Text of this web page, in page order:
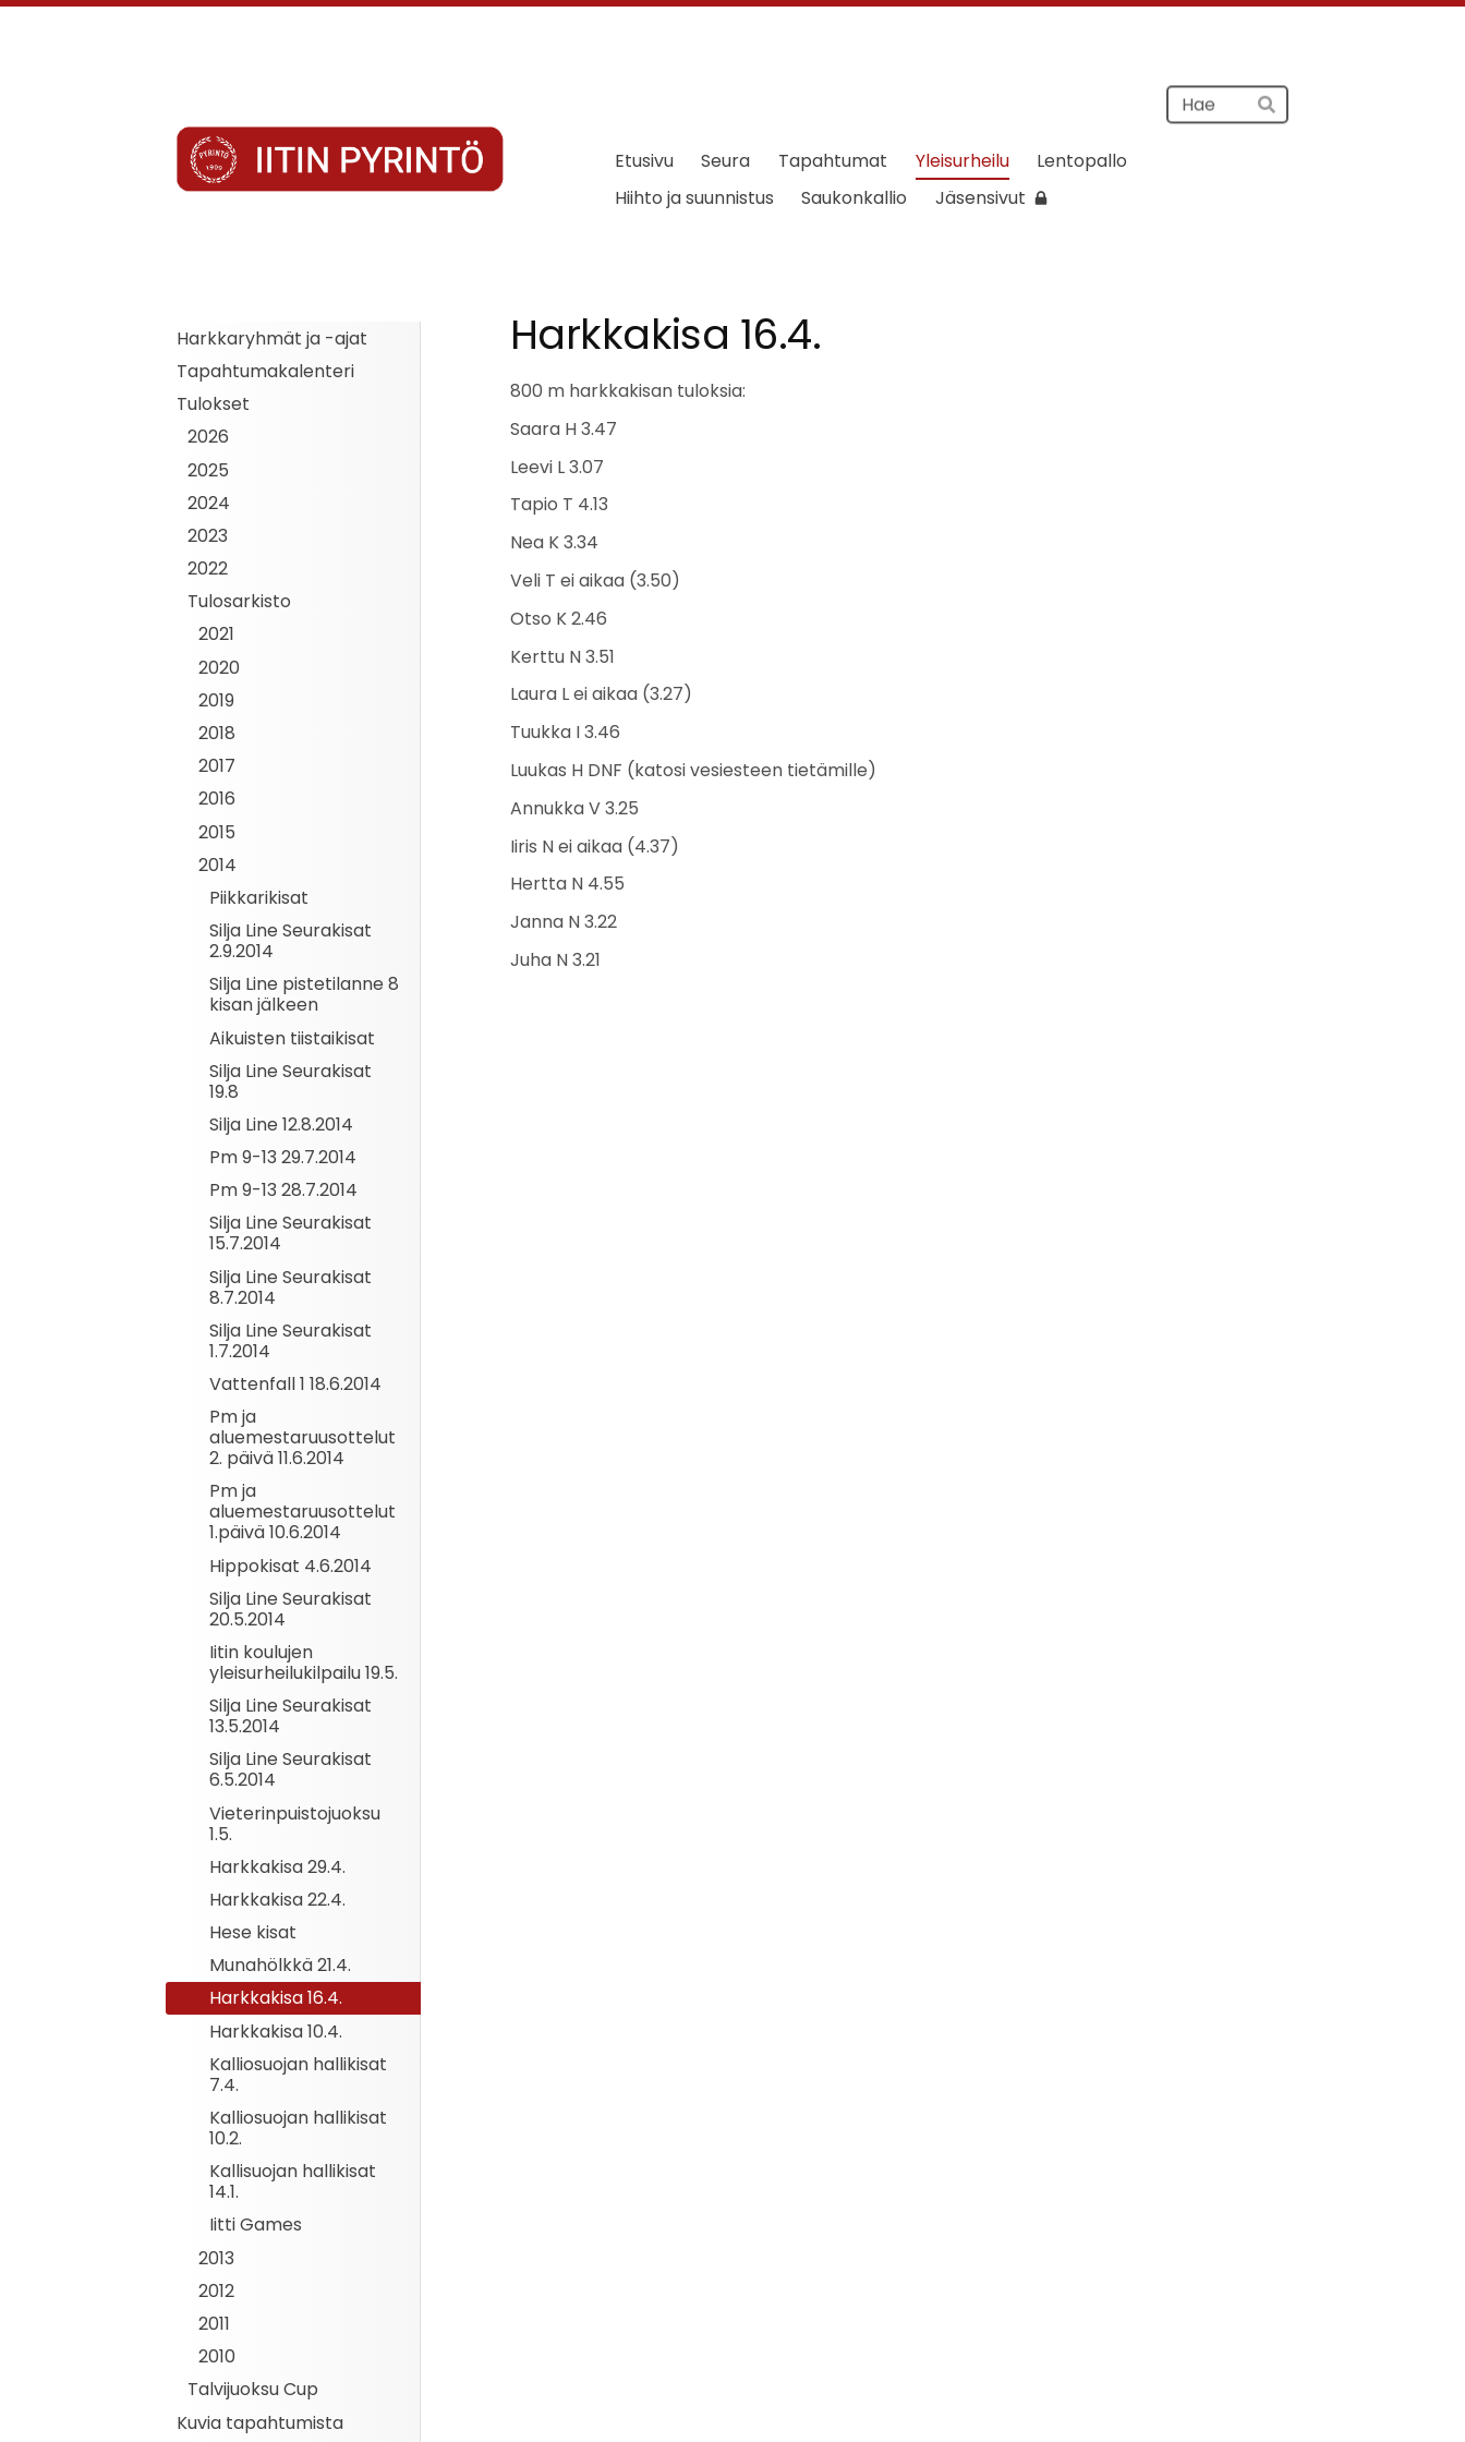
Haku
Hae
Iitin Pyrintö Etusivu Seura Tapahtumat Yleisurheilu
Lentopallo
Hiihto ja suunnistus
Saukonkallio Jäsensivut
Harkkaryhmät ja -ajat
Tapahtumakalenteri
Tulokset
2026
2025
2024
2023
2022
Tulosarkisto
2021
2020
2019
2018
2017
2016
2015
2014
Piikkarikisat
Silja Line Seurakisat
2.9.2014
Silja Line pistetilanne 8
kisan jälkeen
Aikuisten tiistaikisat
Silja Line Seurakisat
19.8
Silja Line 12.8.2014
Pm 9-13 29.7.2014
Pm 9-13 28.7.2014
Silja Line Seurakisat
15.7.2014
Silja Line Seurakisat
8.7.2014
Silja Line Seurakisat
1.7.2014
Vattenfall 1 18.6.2014
Pm ja
aluemestaruusottelut
2. päivä 11.6.2014
Pm ja
aluemestaruusottelut
1.päivä 10.6.2014
Hippokisat 4.6.2014
Silja Line Seurakisat
20.5.2014
Iitin koulujen
yleisurheilukilpailu 19.5.
Silja Line Seurakisat
13.5.2014
Silja Line Seurakisat
6.5.2014
Vieterinpuistojuoksu
1.5.
Harkkakisa 29.4.
Harkkakisa 22.4.
Hese kisat
Munahölkkä 21.4.
Harkkakisa 16.4.
Harkkakisa 10.4.
Kalliosuojan hallikisat
7.4.
Kalliosuojan hallikisat
10.2.
Kallisuojan hallikisat
14.1.
Iitti Games
2013
2012
2011
2010
Talvijuoksu Cup
Kuvia tapahtumista
Harkkakisa 16.4.
800 m harkkakisan tuloksia:
Saara H 3.47
Leevi L 3.07
Tapio T 4.13
Nea K 3.34
Veli T ei aikaa (3.50)
Otso K 2.46
Kerttu N 3.51
Laura L ei aikaa (3.27)
Tuukka I 3.46
Luukas H DNF (katosi vesiesteen tietämille)
Annukka V 3.25
Iiris N ei aikaa (4.37)
Hertta N 4.55
Janna N 3.22
Juha N 3.21